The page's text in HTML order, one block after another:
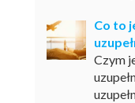
Co to
Czym